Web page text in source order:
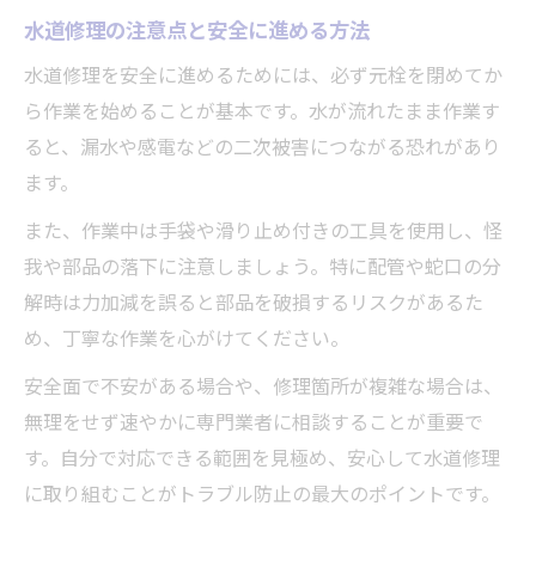
水道修理の注意点と安全に進める方法
水道修理を安全に進めるためには、必ず元栓を閉めてか
ら作業を始めることが基本です。水が流れたまま作業す
ると、漏水や感電などの二次被害につながる恐れがあり
ます。
また、作業中は手袋や滑り止め付きの工具を使用し、怪
我や部品の落下に注意しましょう。特に配管や蛇口の分
解時は力加減を誤ると部品を破損するリスクがあるた
め、丁寧な作業を心がけてください。
安全面で不安がある場合や、修理箇所が複雑な場合は、
無理をせず速やかに専門業者に相談することが重要で
す。自分で対応できる範囲を見極め、安心して水道修理
に取り組むことがトラブル防止の最大のポイントです。